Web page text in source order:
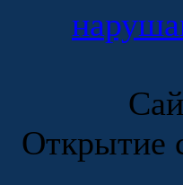
Открытие